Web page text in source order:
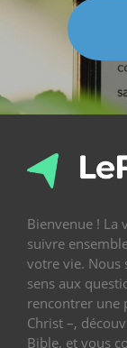
Bienvenue ! La
suivre
votre vie. Nous
sens aux
rencontrer une
Christ –,
Bible, et vous